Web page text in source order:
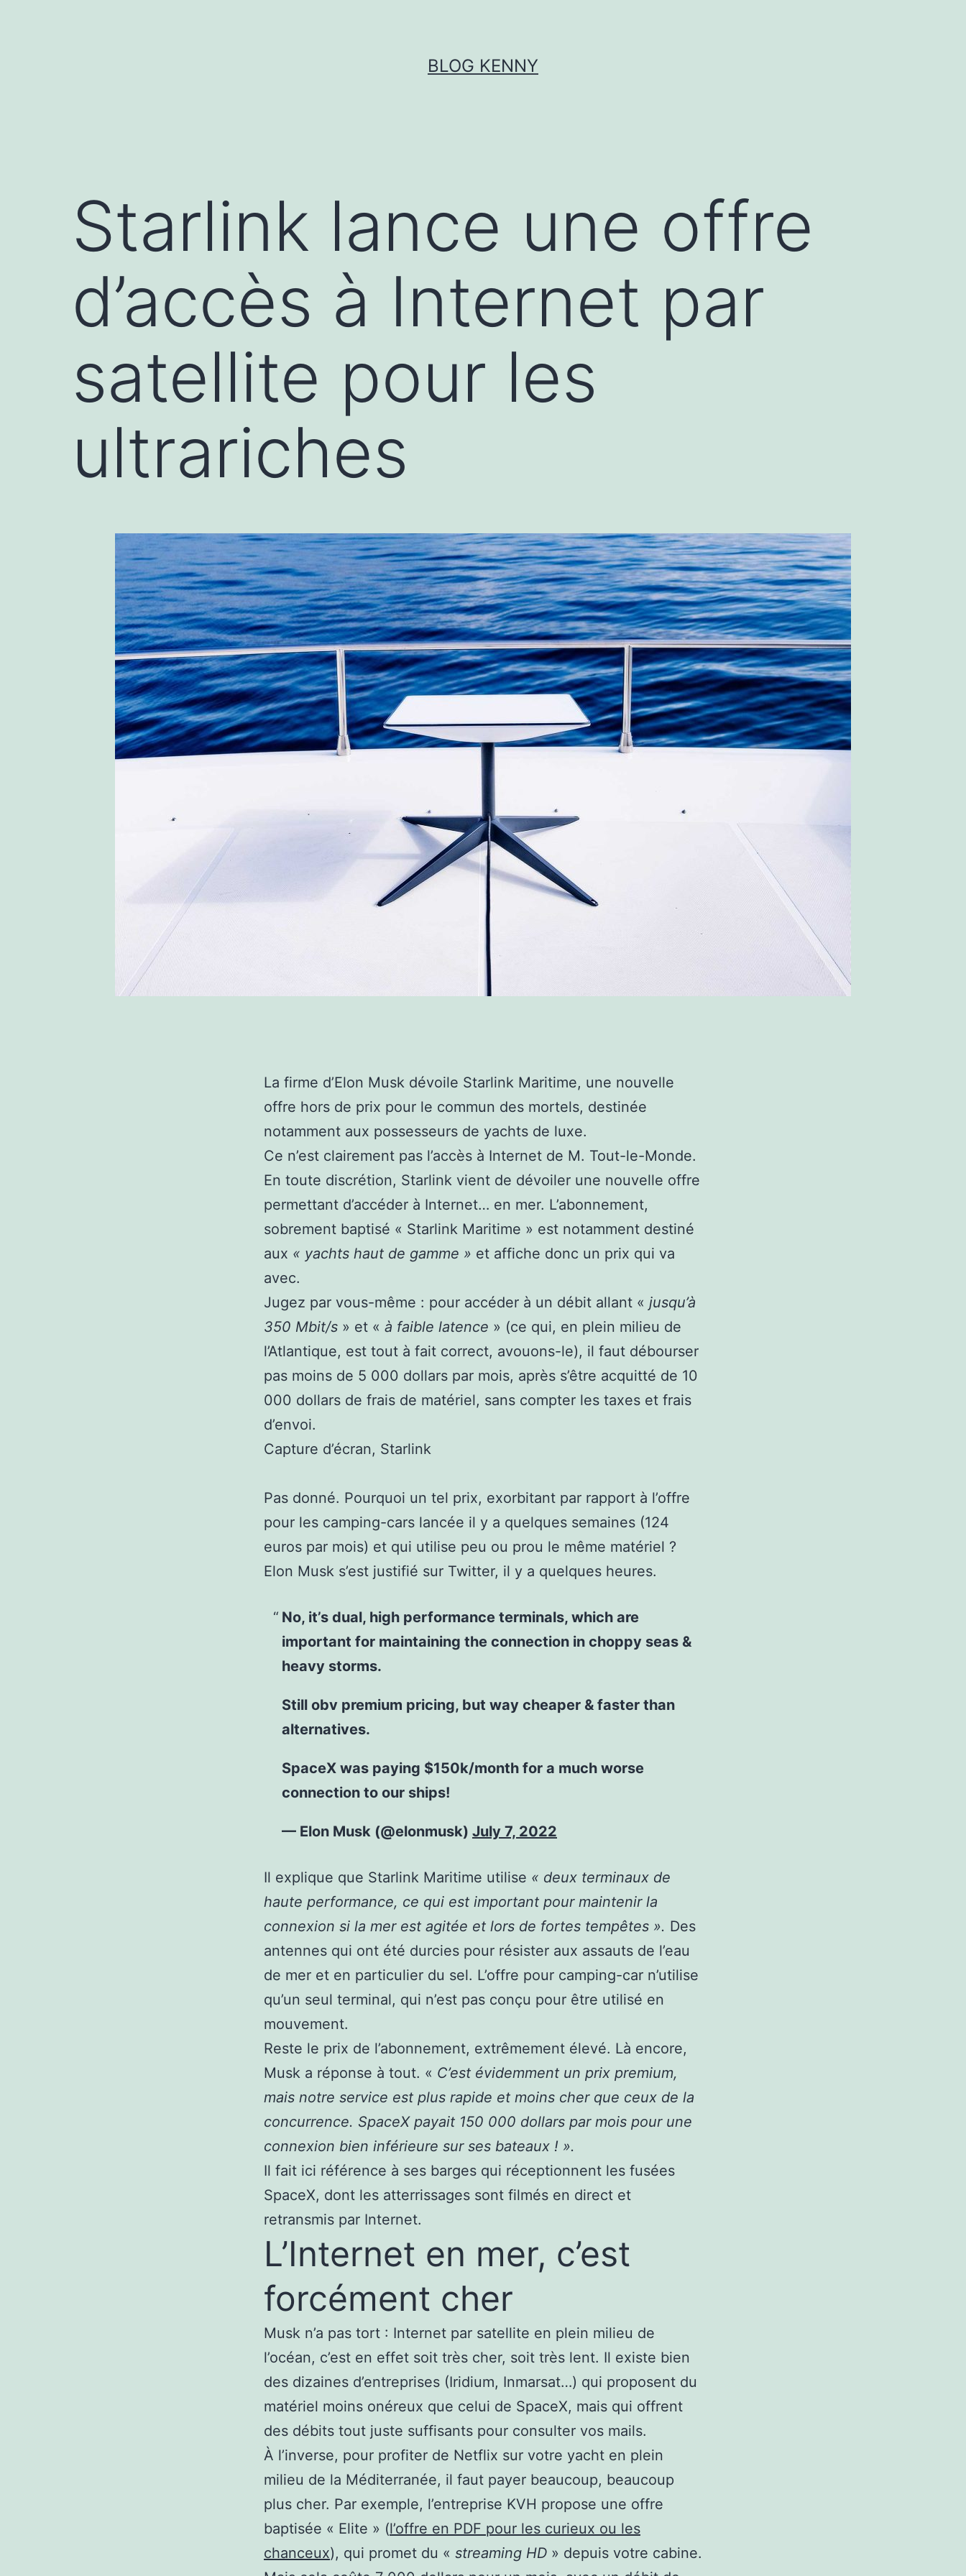
BLOG KENNY
Starlink lance une offre
d’accès à Internet par
satellite pour les
ultrariches
La firme d’Elon Musk dévoile Starlink Maritime, une nouvelle
offre hors de prix pour le commun des mortels, destinée
notamment aux possesseurs de yachts de luxe.
Ce n’est clairement pas l’accès à Internet de M. Tout-le-Monde.
En toute discrétion, Starlink vient de dévoiler une nouvelle offre
permettant d’accéder à Internet… en mer. L’abonnement,
sobrement baptisé « Starlink Maritime » est notamment destiné
aux « yachts haut de gamme » et affiche donc un prix qui va
avec.
Jugez par vous-même : pour accéder à un débit allant « jusqu’à
350 Mbit/s » et « à faible latence » (ce qui, en plein milieu de
l’Atlantique, est tout à fait correct, avouons-le), il faut débourser
pas moins de 5 000 dollars par mois, après s’être acquitté de 10
000 dollars de frais de matériel, sans compter les taxes et frais
d’envoi.
Capture d’écran, Starlink
Pas donné. Pourquoi un tel prix, exorbitant par rapport à l’offre
pour les camping-cars lancée il y a quelques semaines (124
euros par mois) et qui utilise peu ou prou le même matériel ?
Elon Musk s’est justifié sur Twitter, il y a quelques heures.
No, it’s dual, high performance terminals, which are
important for maintaining the connection in choppy seas &
heavy storms.
Still obv premium pricing, but way cheaper & faster than
alternatives.
SpaceX was paying $150k/month for a much worse
connection to our ships!
— Elon Musk (@elonmusk) July 7, 2022
Il explique que Starlink Maritime utilise « deux terminaux de
haute performance, ce qui est important pour maintenir la
connexion si la mer est agitée et lors de fortes tempêtes ». Des
antennes qui ont été durcies pour résister aux assauts de l’eau
de mer et en particulier du sel. L’offre pour camping-car n’utilise
qu’un seul terminal, qui n’est pas conçu pour être utilisé en
mouvement.
Reste le prix de l’abonnement, extrêmement élevé. Là encore,
Musk a réponse à tout. « C’est évidemment un prix premium,
mais notre service est plus rapide et moins cher que ceux de la
concurrence. SpaceX payait 150 000 dollars par mois pour une
connexion bien inférieure sur ses bateaux ! ».
Il fait ici référence à ses barges qui réceptionnent les fusées
SpaceX, dont les atterrissages sont filmés en direct et
retransmis par Internet.
L’Internet en mer, c’est
forcément cher
Musk n’a pas tort : Internet par satellite en plein milieu de
l’océan, c’est en effet soit très cher, soit très lent. Il existe bien
des dizaines d’entreprises (Iridium, Inmarsat…) qui proposent du
matériel moins onéreux que celui de SpaceX, mais qui offrent
des débits tout juste suffisants pour consulter vos mails.
À l’inverse, pour profiter de Netflix sur votre yacht en plein
milieu de la Méditerranée, il faut payer beaucoup, beaucoup
plus cher. Par exemple, l’entreprise KVH propose une offre
baptisée « Elite » (l’offre en PDF pour les curieux ou les
chanceux), qui promet du « streaming HD » depuis votre cabine.